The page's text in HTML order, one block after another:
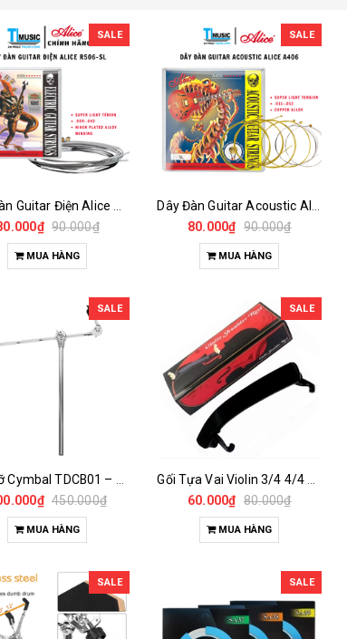
SALE
90.000₫
MUA HÀNG
SALE
80.000₫ 90.000₫
MUA HÀNG
SALE
450.000₫
MUA HÀNG
SALE
60.000₫ 80.000₫
MUA HÀNG
SALE SALE